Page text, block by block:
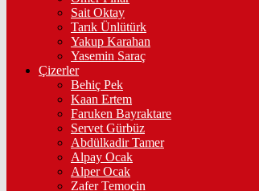
Sait Oktay
Tarık Ünlütürk
Yakup Karahan
Yasemin Saraç
Çizerler
Behiç Pek
Kaan Ertem
Faruken Bayraktare
Servet Gürbüz
Abdülkadir Tamer
Alpay Ocak
Alper Ocak
Zafer Temoçin